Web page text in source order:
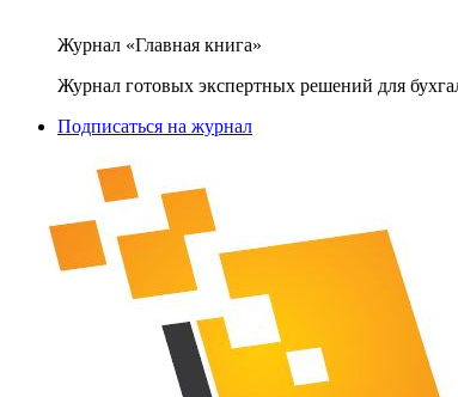
Журнал «Главная книга»
Журнал готовых экспертных решений для
Подписаться на журнал